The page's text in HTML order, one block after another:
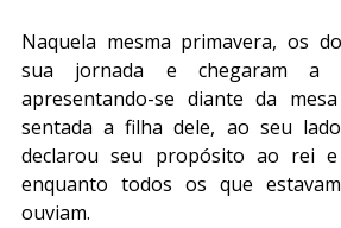
Naquela mesma primavera, os
sua jornada e chegaram a
apresentando-se diante da
sentada a filha dele, ao seu
declarou seu propósito ao rei
enquanto todos os que
ouviam.